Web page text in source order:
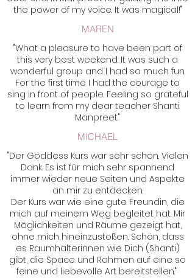
the power of my voice. It was magical!"
MAREN
"What a pleasure to have been part of
this very best weekend. It was such a
wonderful group and I had so much fun.
For the first time I had the courage to
sing in front of people. Feeling so grateful
to learn from my dear teacher Shanti
Manpreet."
MICHAEL
"Der Goddess Kurs war sehr schön. Vielen
Dank. Es ist für mich sehr spannend
immer wieder neue Seiten und Aspekte
an mir zu entdecken.
Der Kurs war wie eine gute Freundin, die
mich auf meinem Weg begleitet hat. Mir
Möglichkeiten und Räume gezeigt hat,
ohne mich hineinzustoßen. Schön, dass
es Raumhalterinnen wie Dich (Shanti)
gibt, die Space und Rahmen auf eine so
feine und liebevolle Art bereitstellen."